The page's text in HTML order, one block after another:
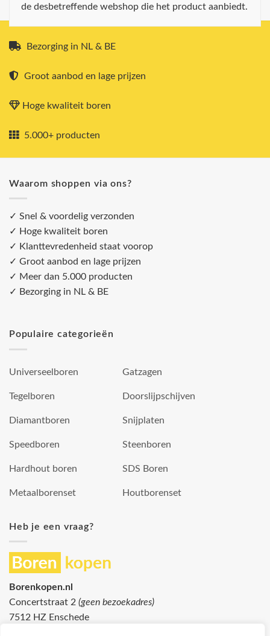
de desbetreffende webshop die het product aanbiedt.
Bezorging in NL & BE
Groot aanbod en lage prijzen
Hoge kwaliteit boren
5.000+ producten
Waarom shoppen via ons?
✓ Snel & voordelig verzonden
✓ Hoge kwaliteit boren
✓ Klanttevredenheid staat voorop
✓ Groot aanbod en lage prijzen
✓ Meer dan 5.000 producten
✓ Bezorging in NL & BE
Populaire categorieën
Universeelboren
Tegelboren
Diamantboren
Speedboren
Hardhout boren
Metaalborenset
Gatzagen
Doorslijpschijven
Snijplaten
Steenboren
SDS Boren
Houtborenset
Heb je een vraag?
Borenkopen.nl
Concertstraat 2 (geen bezoekadres)
7512 HZ Enschede